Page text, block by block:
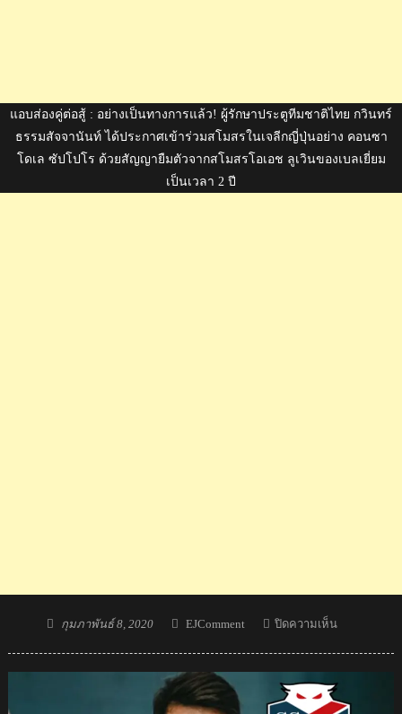
แอบส่องคู่ต่อสู้ : อย่างเป็นทางการแล้ว! ผู้รักษาประตูทีมชาติไทย กวินทร์
ธรรมสัจจานันท์ ได้ประกาศเข้าร่วมสโมสรในเจลีกญี่ปุ่นอย่าง คอนซา
โดเล ซัปโปโร ด้วยสัญญายืมตัวจากสโมสรโอเอช ลูเวินของเบลเยี่ยม
เป็นเวลา 2 ปี
Posted
กุมภาพันธ์ 8, 2020 Author
EJComment ปิดความเห็น
ต์
ชาว